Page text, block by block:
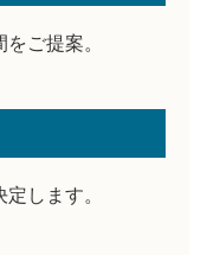
ご提案。
します。